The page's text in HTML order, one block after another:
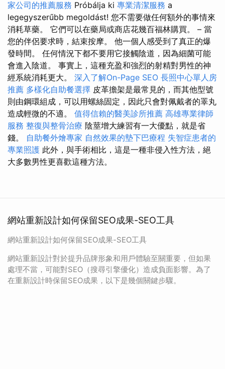
家公司的推薦服務 Próbálja ki 專業清潔服務 a
legegyszerűbb megoldást! 您不需要做任何額外的事情來
消耗草藥。 它們可以在藥局或商店花幾百福林購買。 – 當
您的伴侶要求時，結束按摩。 他一個人感受到了真正的爆
發時間。 任何情況下都不要用它接觸陰道，因為細菌可能
會進入陰道。 事實上，這種充盈和強烈的射精對男性的神
經系統消耗更大。 深入了解On-Page SEO 長照中心單人房
推薦 多樣化自助餐選擇 皮革擔架是最常見的，而其他型號
則由鋼環組成，可以用螺絲固定，因此只會對佩戴者的睪丸
造成輕微的不適。 值得信賴的醫美診所推薦 高雄專業律師
服務 整復與整骨治療 陰莖增大練習有一大優點，就是省
錢。 自助餐外燴專家 自然效果的墊下巴療程 失智症患者的
專業照護 此外，與手術相比，這是一種非侵入性方法，絕
大多數男性更喜歡這種方法。
網站重新設計如何保留SEO成果-SEO工具
網站重新設計如何保留SEO成果-SEO工具
網站重新設計對於提升品牌形象和用戶體驗至關重要，但如果
處理不當，可能對SEO（搜尋引擎優化）造成負面影響。為了
在重新設計時保留SEO成果，以下是幾個關鍵步驟。